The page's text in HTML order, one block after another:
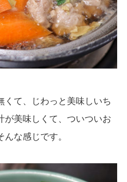
くて、じわっと美味しいち
が美味しくて、ついついお
な感じです。